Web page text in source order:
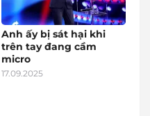
Anh ấy bị sát hại khi
trên tay đang cầm
micro
17.09.2025